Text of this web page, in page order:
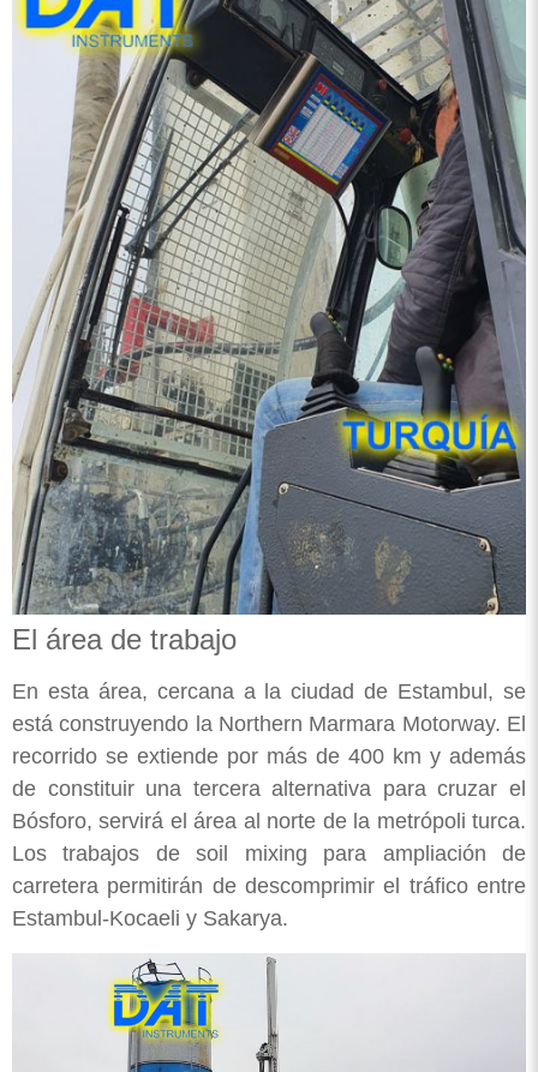
El área de trabajo
En esta área, cercana a la ciudad de Estambul, se
está construyendo la Northern Marmara Motorway. El
recorrido se extiende por más de 400 km y además
de constituir una tercera alternativa para cruzar el
Bósforo, servirá el área al norte de la metrópoli turca.
Los trabajos de soil mixing para ampliación de
carretera permitirán de descomprimir el tráfico entre
Estambul-Kocaeli y Sakarya.